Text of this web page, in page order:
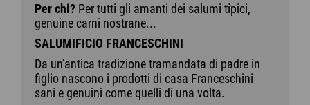
Per chi? Per tutti gli amanti dei salumi tipici,
genuine carni nostrane...
SALUMIFICIO FRANCESCHINI
Da un'antica tradizione tramandata di padre in
figlio nascono i prodotti di casa Franceschini
sani e genuini come quelli di una volta.